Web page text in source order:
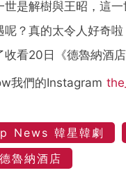
世是解樹與王昭，這
？真的太令人好奇啦
收看20日《德魯納酒
我們的Instagram
News 韓星韓劇
德魯納酒店